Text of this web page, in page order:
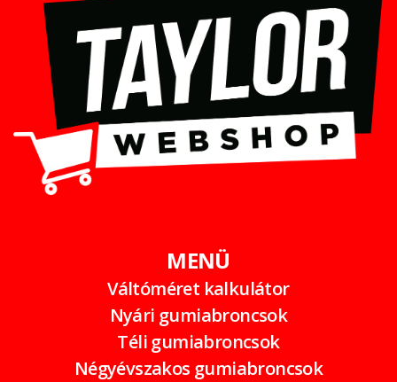
MENÜ
Váltóméret kalkulátor
Nyári gumiabroncsok
Téli gumiabroncsok
Négyévszakos gumiabroncsok